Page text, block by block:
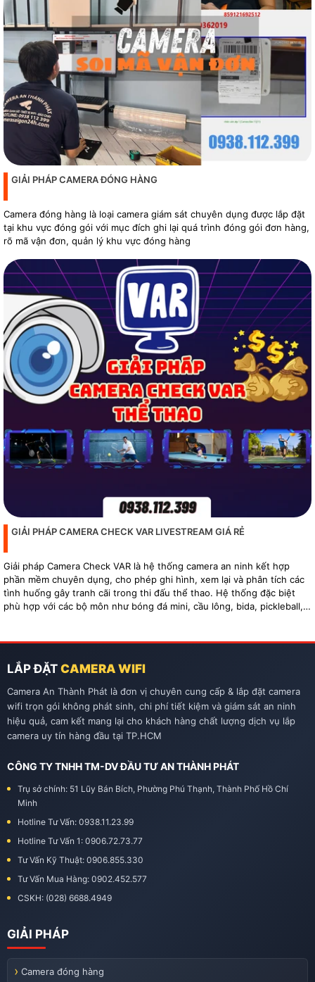
GIẢI PHÁP CAMERA ĐÓNG HÀNG
Camera đóng hàng là loại camera giám sát chuyên dụng được lắp đặt
tại khu vực đóng gói với mục đích ghi lại quá trình đóng gói đơn hàng,
rõ mã vận đơn, quản lý khu vực đóng hàng
GIẢI PHÁP CAMERA CHECK VAR LIVESTREAM GIÁ RẺ
Giải pháp Camera Check VAR là hệ thống camera an ninh kết hợp
phần mềm chuyên dụng, cho phép ghi hình, xem lại và phân tích các
tình huống gây tranh cãi trong thi đấu thể thao. Hệ thống đặc biệt
phù hợp với các bộ môn như bóng đá mini, cầu lông, bida, pickleball,
LẮP ĐẶT CAMERA WIFI
Camera An Thành Phát là đơn vị chuyên cung cấp & lắp đặt camera
wifi trọn gói không phát sinh, chi phí tiết kiệm và giám sát an ninh
hiệu quả, cam kết mang lại cho khách hàng chất lượng dịch vụ lắp
camera uy tín hàng đầu tại TP.HCM
CÔNG TY TNHH TM-DV ĐẦU TƯ AN THÀNH PHÁT
Trụ sở chính: 51 Lũy Bán Bích, Phường Phú Thạnh, Thành Phố Hồ Chí
Minh
Hotline Tư Vấn: 0938.11.23.99
Hotline Tư Vấn 1: 0906.72.73.77
Tư Vấn Kỹ Thuật: 0906.855.330
Tư Vấn Mua Hàng: 0902.452.577
CSKH: (028) 6688.4949
GIẢI PHÁP
Camera đóng hàng